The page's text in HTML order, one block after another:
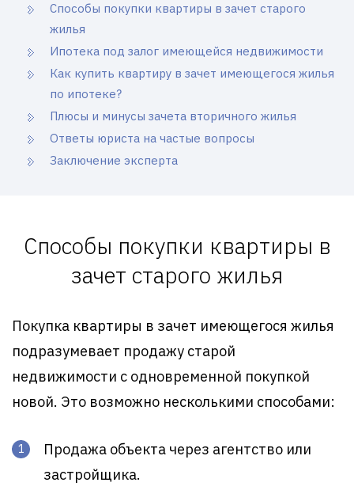
Способы покупки квартиры в зачет старого
жилья
Ипотека под залог имеющейся недвижимости
Как купить квартиру в зачет имеющегося жилья
по ипотеке?
Плюсы и минусы зачета вторичного жилья
Ответы юриста на частые вопросы
Заключение эксперта
Способы покупки квартиры в
зачет старого жилья
Покупка квартиры в зачет имеющегося жилья
подразумевает продажу старой
недвижимости с одновременной покупкой
новой. Это возможно несколькими способами:
Продажа объекта через агентство или
застройщика.